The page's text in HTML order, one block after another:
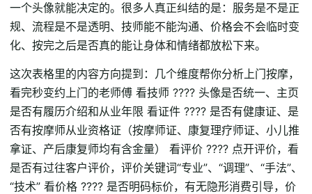
一个头像就能决定的。很多人真正纠结的是：服务是不是正
规、流程是不是透明、技师能不能沟通、价格会不会临时变
化、按完之后是否真的能让身体和情绪都放松下来。
这次表格里的内容方向提到：几个维度帮你分析上门按摩，
看完秒变约上门的老师傅 看技师 ???? 头像是否统一、主页
是否有履历介绍和从业年限 看证件 ???? 是否有健康证、是
否有按摩师从业资格证（按摩师证、康复理疗师证、小儿推
拿证、产后康复师均有含金量） 看评价 ???? 点开评价，看
是否有过往客户评价，评价关键词“专业”、“调理”、“手法”、
“技术” 看价格 ???? 是否明码标价，有无隐形消费引导，价